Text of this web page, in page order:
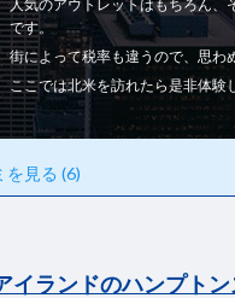
人気のアウトレットはもちろん、
です。
街によって税率も違うので、思わ
ここでは北米を訪れたら是非体験
を見る (6)
イランドのハンプト